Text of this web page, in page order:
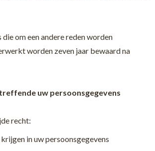
die om een andere reden worden
worden zeven jaar bewaard na
uw persoonsgegevens
recht:
in uw persoonsgegevens